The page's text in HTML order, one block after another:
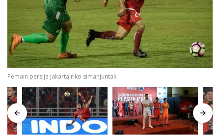
Pemain persija jakarta riko simanjuntak